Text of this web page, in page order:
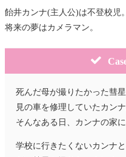
飴井カンナ(主人公)は不登校児。
将来の夢はカメラマン。
死んだ母が撮りたかった彗
見の車を修理していたカンナ
そんなある日、カンナの家
学校に行きたくないカンナ